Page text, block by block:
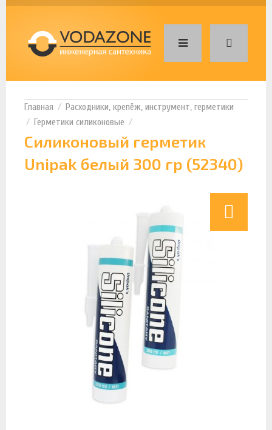
Расходники, крепёж, инструмент, герметики
Герметики силиконовые
Силиконовый герметик
Unipak белый 300 гр (52340)